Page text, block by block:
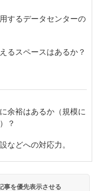
するデータセンターの
るスペースはあるか？
余裕はあるか（規模に
？
などへの対応力。
事を優先表示させる